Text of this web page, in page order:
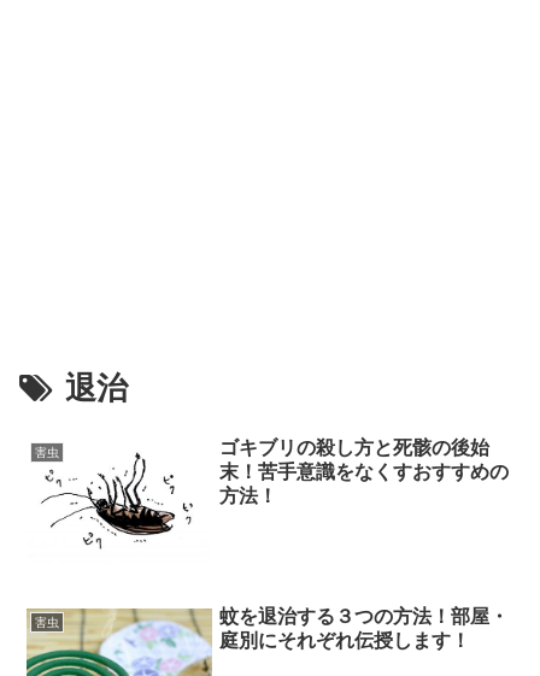
退治
害虫
ゴキブリの殺し方と死骸の後始
末！苦手意識をなくすおすすめの
方法！
害虫
蚊を退治する３つの方法！部屋・
庭別にそれぞれ伝授します！